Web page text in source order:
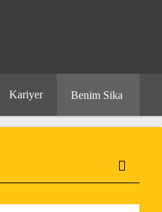
Kariyer Benim Sika